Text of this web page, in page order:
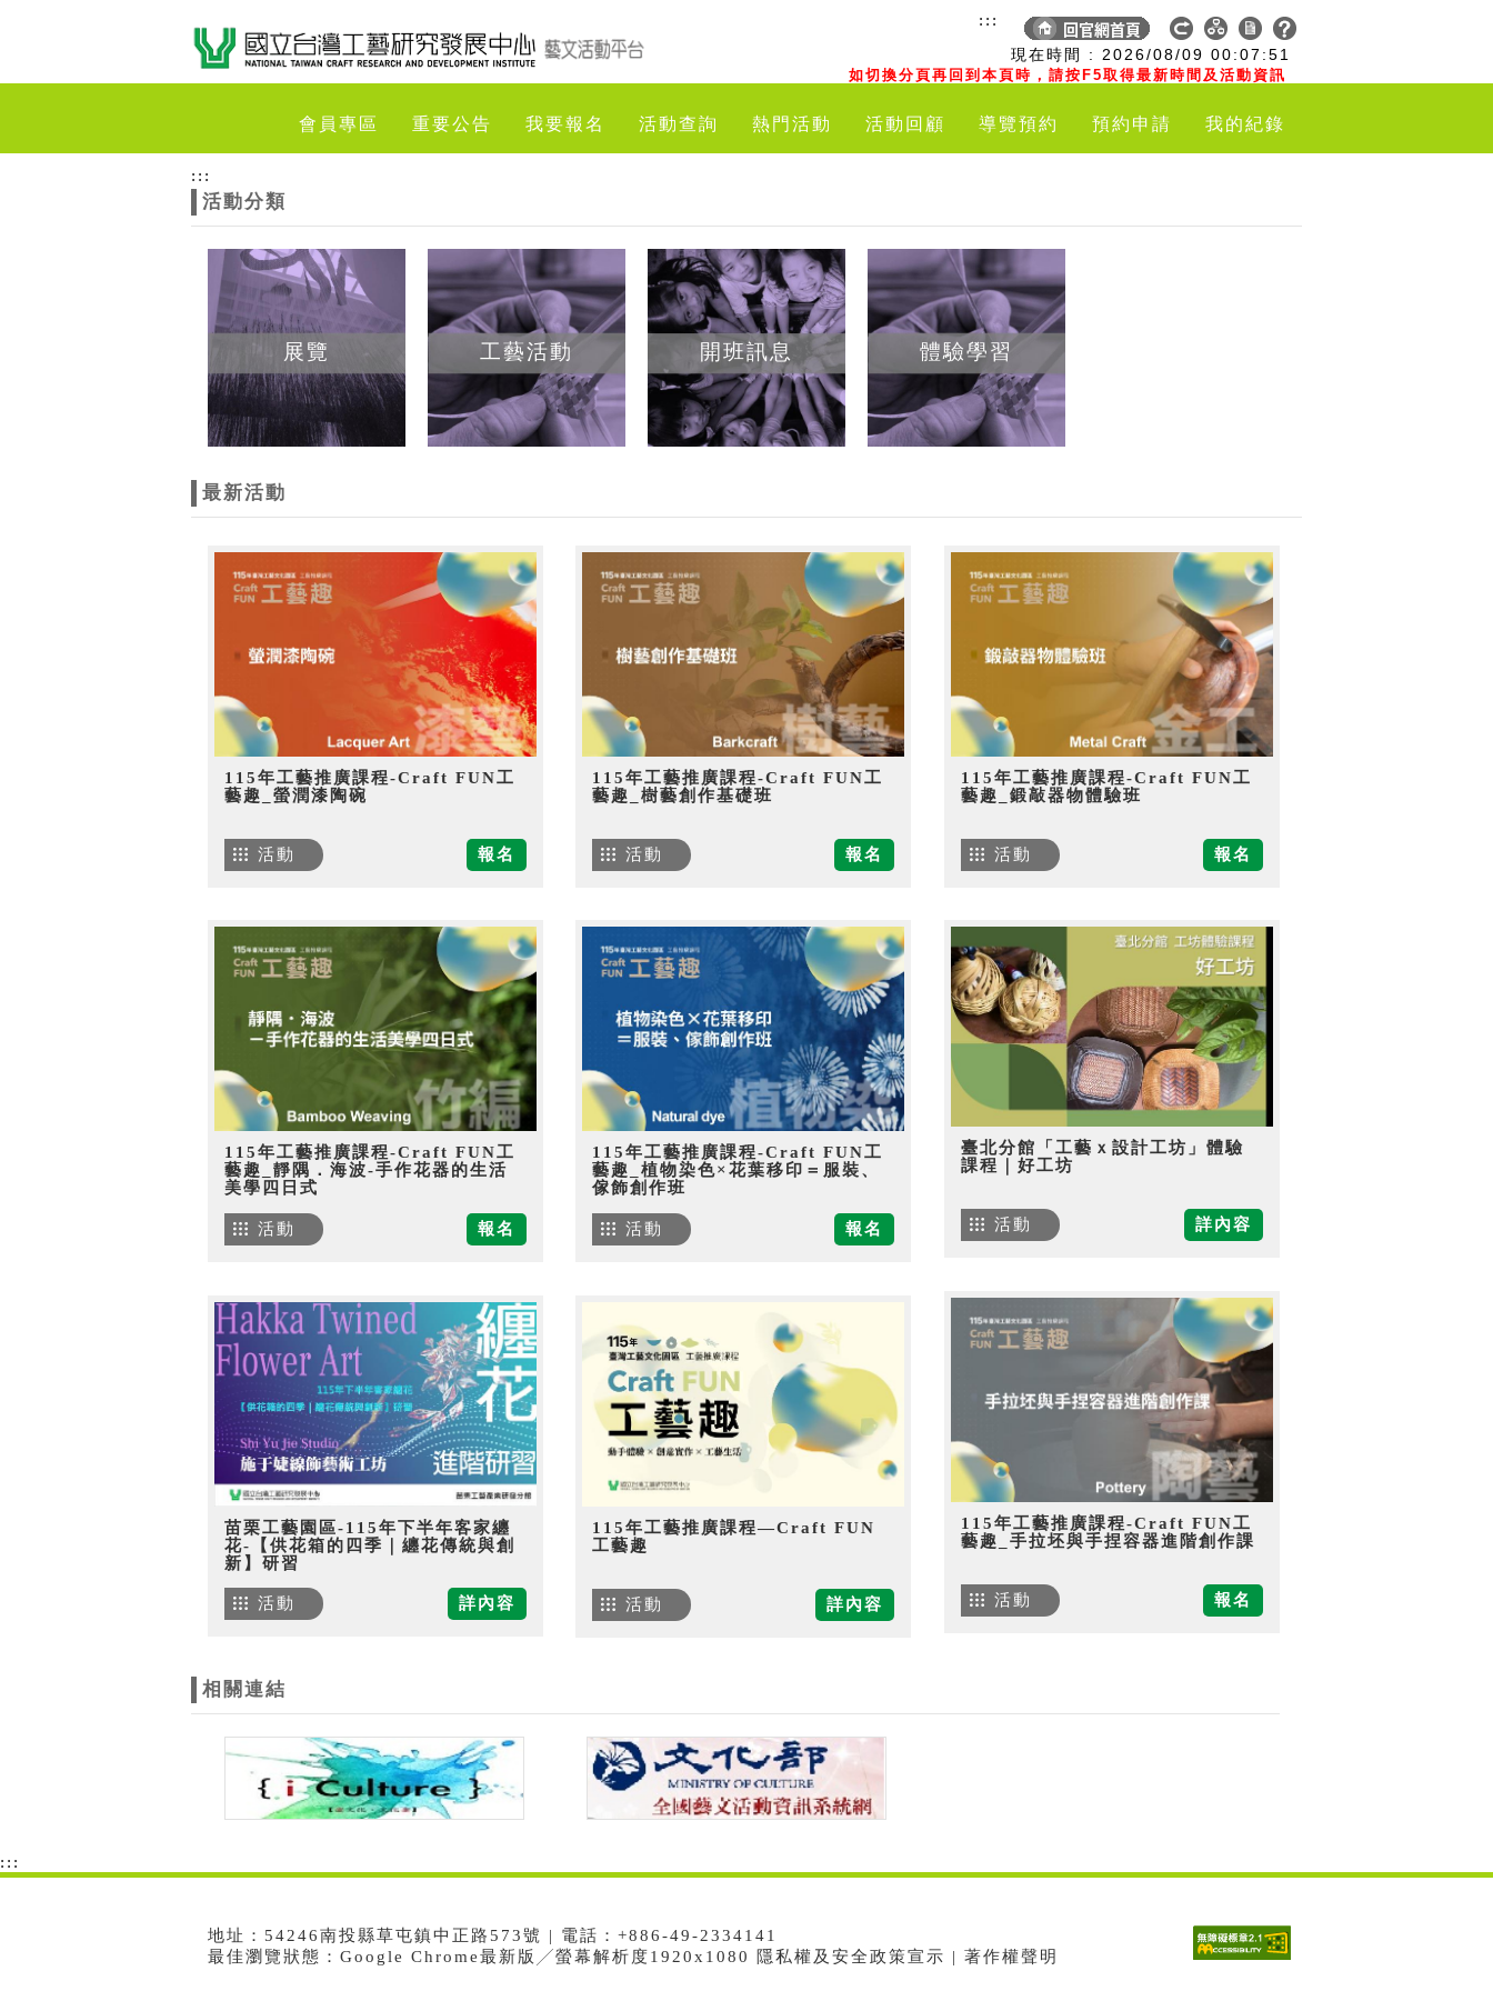
現在時間 : 2026/08/09 00:07:52
如切換分頁再回到本頁時，請按F5取得最新時間及活動資訊
:::
會員專區 重要公告 我要報名 活動查詢 熱門活動 活動回顧 導覽預約 預約申請 我的紀錄
:::
活動分類
展覽 工藝活動 開班訊息 體驗學習
最新活動
115年工藝推廣課程-Craft FUN工
藝趣_螢潤漆陶碗
報名
活動
115年工藝推廣課程-Craft FUN工
藝趣_樹藝創作基礎班
報名
活動
115年工藝推廣課程-Craft FUN工
藝趣_鍛敲器物體驗班
報名
活動
115年工藝推廣課程-Craft FUN工
藝趣_靜隅．海波-手作花器的生活
美學四日式
報名
活動
115年工藝推廣課程-Craft FUN工
藝趣_植物染色×花葉移印＝服裝、
傢飾創作班
報名
活動
臺北分館「工藝ｘ設計工坊」體驗
課程｜好工坊
詳內容
活動
115年工藝推廣課程-Craft FUN工
藝趣_手拉坯與手捏容器進階創作課
報名
活動
苗栗工藝園區-115年下半年客家纏
花-【供花箱的四季｜纏花傳統與創
新】研習
詳內容
活動
115年工藝推廣課程—Craft FUN
工藝趣
詳內容
活動
相關連結
:::
地址：54246南投縣草屯鎮中正路573號 | 電話：+886-49-2334141
最佳瀏覽狀態：Google Chrome最新版╱螢幕解析度1920x1080 隱私權及安全政策宣示 | 著作權聲明